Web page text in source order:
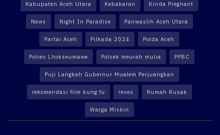
Kabupaten Aceh Utara Kebakaran Kinda Pregnant
News Night In Paradise Panwaslih Aceh Utara
Partai Aceh Pilkada 2024 Polda Aceh
Polres Lhokseumawe Polsek meurah mulia PPBC
Puji Langkah Gubernur Mualem Perjuangkan
rekomendasi film kung fu reses Rumah Rusak
Warga Miskin